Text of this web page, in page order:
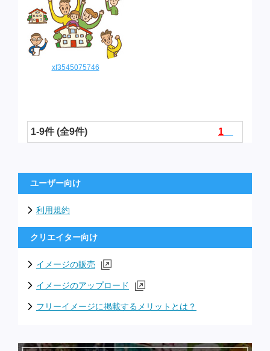
xf3545075746
1-9件 (全9件) 1
ユーザー向け
利用規約
クリエイター向け
イメージの販売
イメージのアップロード
フリーイメージに掲載するメリットとは？